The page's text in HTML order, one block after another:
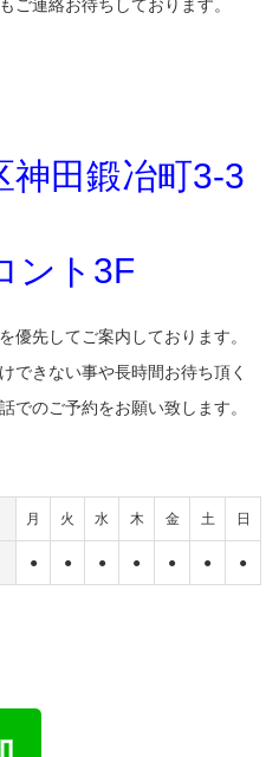
ご連絡お待ちしております。
神田鍛冶町3-3
ント3F
優先してご案内しております。
できない事や長時間お待ち頂く
でのご予約をお願い致します。
月 火 水 木 金 土 日
● ● ● ● ● ● ●